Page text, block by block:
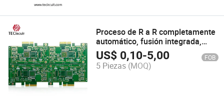
Proceso de R a R completamente
automático, fusión integrada,
PCB
US$ 0,10-5,00 FOB
5 Piezas (MOQ)